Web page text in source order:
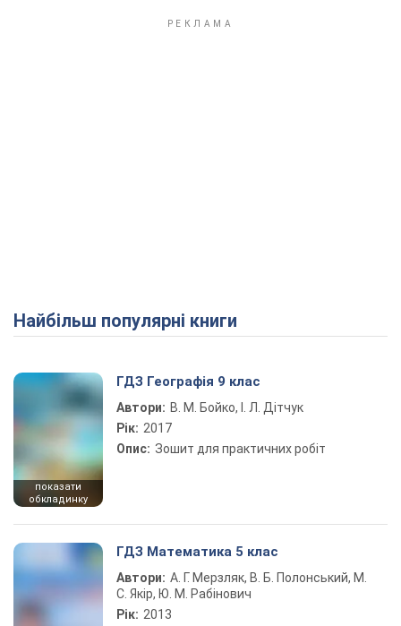
Найбільш популярні книги
показати
обкладинку
ГДЗ Географія 9 клас
Автори: В. М. Бойко, І. Л. Дітчук
Рік: 2017
Опис: Зошит для практичних робіт
ГДЗ Математика 5 клас
Автори: А. Г. Мерзляк, В. Б. Полонський, М.
С. Якір, Ю. М. Рабінович
Рік: 2013